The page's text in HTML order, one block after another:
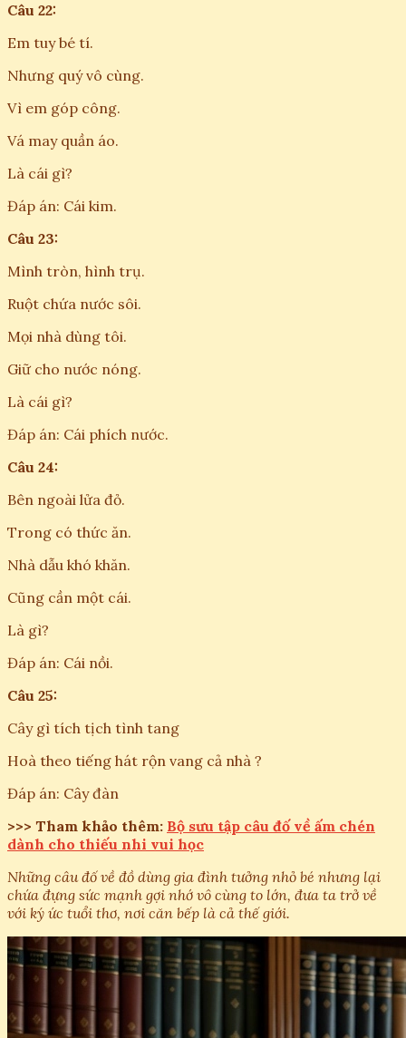
Câu 22:
Em tuy bé tí.
Nhưng quý vô cùng.
Vì em góp công.
Vá may quần áo.
Là cái gì?
Đáp án: Cái kim.
Câu 23:
Mình tròn, hình trụ.
Ruột chứa nước sôi.
Mọi nhà dùng tôi.
Giữ cho nước nóng.
Là cái gì?
Đáp án: Cái phích nước.
Câu 24:
Bên ngoài lửa đỏ.
Trong có thức ăn.
Nhà dẫu khó khăn.
Cũng cần một cái.
Là gì?
Đáp án: Cái nồi.
Câu 25:
Cây gì tích tịch tình tang
Hoà theo tiếng hát rộn vang cả nhà ?
Đáp án: Cây đàn
>>> Tham khảo thêm: Bộ sưu tập câu đố về ấm chén
dành cho thiếu nhi vui học
Những câu đố về đồ dùng gia đình tưởng nhỏ bé nhưng lại
chứa đựng sức mạnh gợi nhớ vô cùng to lớn, đưa ta trở về
với ký ức tuổi thơ, nơi căn bếp là cả thế giới.